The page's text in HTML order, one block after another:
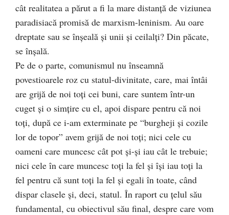
cât realitatea a părut a fi la mare distanţă de viziunea
paradisiacă promisă de marxism-leninism. Au oare
dreptate sau se înşeală şi unii şi ceilalţi? Din păcate,
se înşală.
Pe de o parte, comunismul nu înseamnă
povestioarele roz cu statul-divinitate, care, mai întâi
are grijă de noi toţi cei buni, care suntem într-un
cuget şi o simţire cu el, apoi dispare pentru că noi
toţi, după ce i-am exterminate pe “burgheji şi cozile
lor de topor” avem grijă de noi toţi; nici cele cu
oameni care muncesc cât pot şi-şi iau cât le trebuie;
nici cele în care muncesc toţi la fel şi îşi iau toţi la
fel pentru că sunt toţi la fel şi egali în toate, când
dispar clasele şi, deci, statul. În raport cu ţelul său
fundamental, cu obiectivul său final, despre care vom